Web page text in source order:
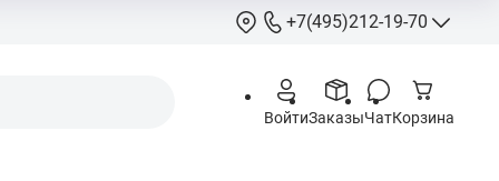
+7(495)212-19-70
info@hcstore.ru
ВойтиЗаказыЧатКорзина